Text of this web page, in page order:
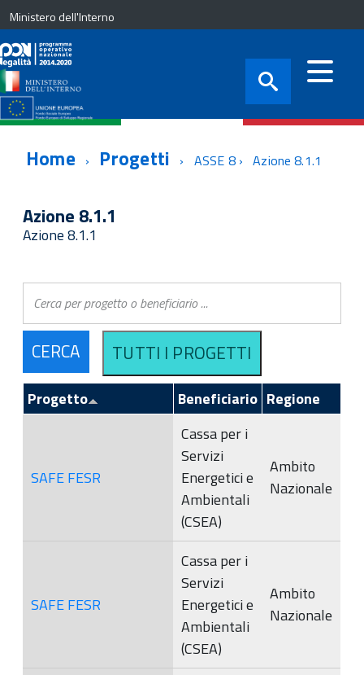
Ministero dell'Interno
Home Progetti ASSE 8 Azione 8.1.1
Azione 8.1.1
Azione 8.1.1
Progetto Beneficiario Regione
SAFE FESR
Cassa per i
Servizi
Energetici e
Ambientali
(CSEA)
Ambito
Nazionale
SAFE FESR
Cassa per i
Servizi
Energetici e
Ambientali
(CSEA)
Ambito
Nazionale